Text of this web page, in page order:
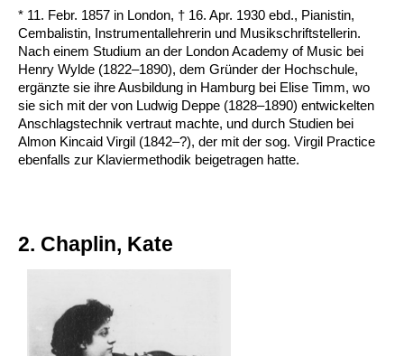
* 11. Febr. 1857 in London, † 16. Apr. 1930 ebd., Pianistin,
Cembalistin, Instrumentallehrerin und Musikschriftstellerin.
Nach einem Studium an der London Academy of Music bei
Henry Wylde (1822–1890), dem Gründer der Hochschule,
ergänzte sie ihre Ausbildung in Hamburg bei Elise Timm, wo
sie sich mit der von Ludwig Deppe (1828–1890) entwickelten
Anschlagstechnik vertraut machte, und durch Studien bei
Almon Kincaid Virgil (1842–?), der mit der sog. Virgil Practice
ebenfalls zur Klaviermethodik beigetragen hatte.
2. Chaplin, Kate